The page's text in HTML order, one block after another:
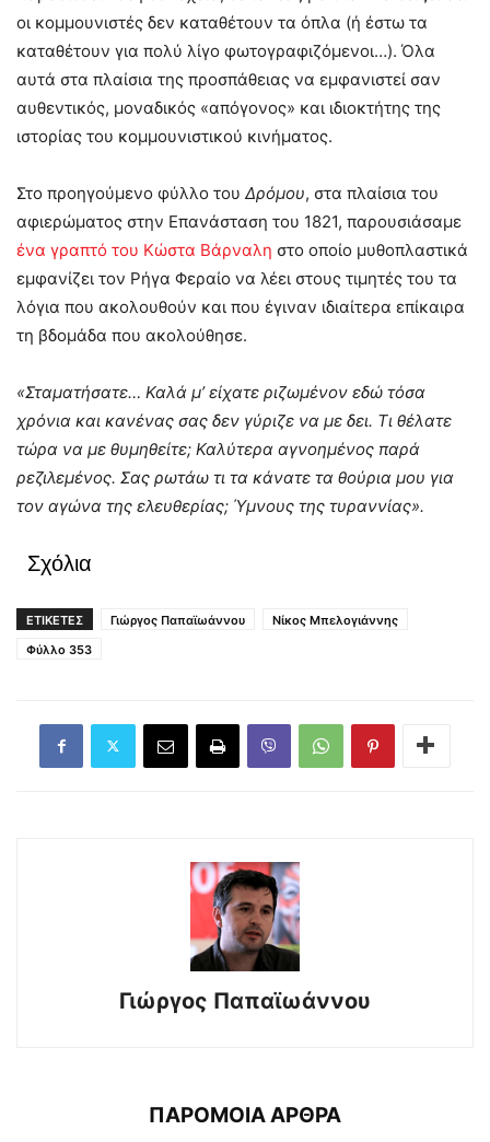
οι κομμουνιστές δεν καταθέτουν τα όπλα (ή έστω τα
καταθέτουν για πολύ λίγο φωτογραφιζόμενοι…). Όλα
αυτά στα πλαίσια της προσπάθειας να εμφανιστεί σαν
αυθεντικός, μοναδικός «απόγονος» και ιδιοκτήτης της
ιστορίας του κομμουνιστικού κινήματος.
Στο προηγούμενο φύλλο του Δρόμου, στα πλαίσια του
αφιερώματος στην Επανάσταση του 1821, παρουσιάσαμε
ένα γραπτό του Κώστα Βάρναλη στο οποίο μυθοπλαστικά
εμφανίζει τον Ρήγα Φεραίο να λέει στους τιμητές του τα
λόγια που ακολουθούν και που έγιναν ιδιαίτερα επίκαιρα
τη βδομάδα που ακολούθησε.
«Σταματήσατε… Καλά μ’ είχατε ριζωμένον εδώ τόσα
χρόνια και κανένας σας δεν γύριζε να με δει. Τι θέλατε
τώρα να με θυμηθείτε; Καλύτερα αγνοημένος παρά
ρεζιλεμένος. Σας ρωτάω τι τα κάνατε τα θούρια μου για
τον αγώνα της ελευθερίας; Ύμνους της τυραννίας».
Σχόλια
ΕΤΙΚΕΤΕΣ Γιώργος Παπαϊωάννου
Νίκος Μπελογιάννης
Φύλλο 353
Γιώργος Παπαϊωάννου
ΠΑΡΟΜΟΙΑ ΑΡΘΡΑ